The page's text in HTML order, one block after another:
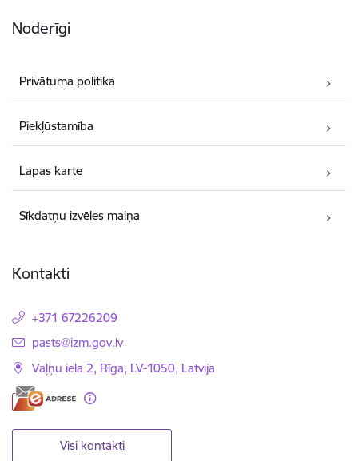
Noderīgi
Privātuma politika
Piekļūstamība
Lapas karte
Sīkdatņu izvēles maiņa
Kontakti
+371 67226209
E-pasts:
pasts@izm.gov.lv
Vaļņu iela 2, Rīga, LV-1050, Latvija
Visi kontakti